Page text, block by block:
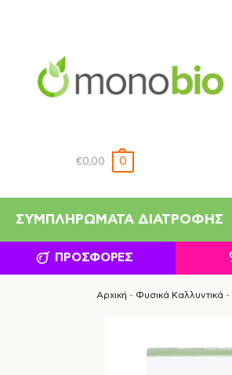
€0,00 0
ΣΥΜΠΛΗΡΏΜΑΤΑ ΔΙΑΤΡΟΦΉΣ
ΠΡΟΣΦΟΡΈΣ
Αρχική - Φυσικά Καλλυντικά -